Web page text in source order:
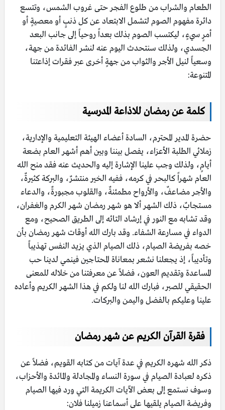
الطعام والشراب من طلوع الفجر حتى غروب الشمس، وتتسع
دائرة مفهوم الصوم لتشمل الابتعاد عن كل ذنبٍ أو معصيةٍ أو
أمرٍ سيءٍ، ليكتسب الصوم بذلك بعداً روحياً إلى جانب البعد
الجسدي، ولذلك سنتحدث اليوم عنه لنشر الفائدة من جهة،
وسعياً لنيل الأجر والثواب من جهةٍ أخرى عبر فقرات إذاعتنا
المتنوعة:
كلمة عن رمضان للاذاعة المدرسية
حضرة المدير المحترم، السادة أعضاء الهيئة التعليمية والإدارية،
زملائي الطلبة الأعزاء، يفصل بيننا وبين أهم أشهر العام بضعة
أيامٍ، ولذلك وجب علينا الإشارة إليه والحديث عنه فقد منح الله
العام شهراً كالبحر في كرمه، ففيه الخير منتشرٌ، والبركة كثيرةٌ،
والأجر مضاعفٌ، والأرواح مطمئنةٌ، والقلوب مجبورةٌ، والدعاء
مستجابٌ، ذلك الشهر ألا هو شهر رمضان شهر الكرم والغفران،
وقد تشابه مع النور في إرشاد التائه إلى الطريق الصحيح، ومع
الدواء في مسارعة الشفاء. وقد بارك الله أوقات شهر رمضان بأن
خصه بفريضة الصيام، ذلك الصيام الذي يزيد النفس تهذيباً
وتأديباً، إذ يجعلنا نشعر بمعاناة المحتاجين فينمي لدينا حب
المساعدة وتقديم العون، فضلاً عن معرفتنا من خلاله للمعنى
الحقيقي للصبر، فبارك الله لنا ولكم في هذا الشهر الكريم وأعاده
علينا وعليكم بالفضل واليمن والبركات.
فقرة القرآن الكريم عن شهر رمضان
ذكر الله شهره الكريم في عدة آيات من كتابه القويم، فضلاً عن
ذكره لعبادة الصيام في سورة النساء والمجادلة والمائدة والأحزاب،
وسوف نستمع إلى بعض الآيات الكريمة التي ورد فيها الصيام
وفريضة الصيام يلقيها على أسماعنا زميلنا فلان: